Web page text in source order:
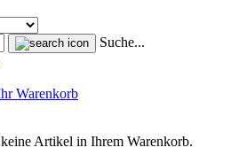
Suche...
Warenkorb
Artikel in Ihrem Warenkorb.